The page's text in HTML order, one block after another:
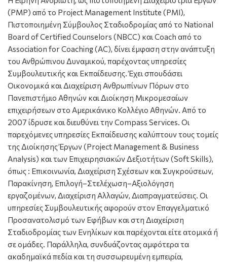
(PMP) από το Project Management Institute (PMI),
Πιστοποιημένη Σύμβουλος Σταδιοδρομίας από το National
Board of Certified Counselors (NBCC) και Coach από το
Association for Coaching (AC), δίνει έμφαση στην ανάπτυξη
του Ανθρώπινου Δυναμικού, παρέχοντας υπηρεσίες
Συμβουλευτικής και Εκπαίδευσης. Έχει σπουδάσει
Οικονομικά και Διαχείριση Ανθρωπίνων Πόρων στο
Πανεπιστήμιο Αθηνών και Διοίκηση Μικρομεσαίων
επιχειρήσεων στο Αμερικάνικο Κολλέγιο Αθηνών. Από το
2007 ίδρυσε και διευθύνει την Compass Services. Οι
παρεχόμενες υπηρεσίες Εκπαίδευσης καλύπτουν τους τομείς
της Διοίκησης Έργων (Project Management & Business
Analysis) και των Επιχειρησιακών Δεξιοτήτων (Soft Skills),
όπως : Επικοινωνία, Διαχείριση Σχέσεων και Συγκρούσεων,
Παρακίνηση, Επιλογή–Στελέχωση–Αξιολόγηση
εργαζομένων, Διαχείριση Αλλαγών, Διαπραγματεύσεις. Οι
υπηρεσίες Συμβουλευτικής αφορούν στον Επαγγελματικό
Προσανατολισμό των Εφήβων και στη Διαχείριση
Σταδιοδρομίας των Ενηλίκων και παρέχονται είτε ατομικά ή
σε ομάδες. Παράλληλα, συνδυάζοντας αμφότερα τα
ακαδημαϊκά πεδία και τη συσσωρευμένη εμπειρία,